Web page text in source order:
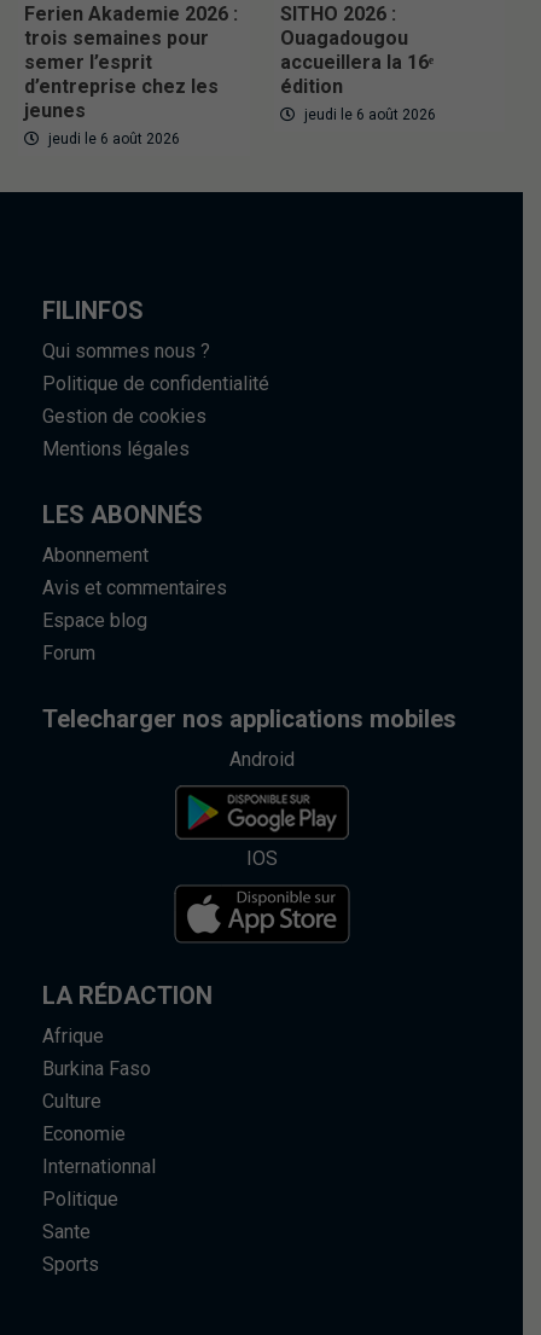
Ferien Akademie 2026 :
trois semaines pour
semer l’esprit
d’entreprise chez les
jeunes
jeudi le 6 août 2026
SITHO 2026 :
Ouagadougou
accueillera la 16ᵉ
édition
jeudi le 6 août 2026
FILINFOS
Qui sommes nous ?
Politique de confidentialité
Gestion de cookies
Mentions légales
LES ABONNÉS
Abonnement
Avis et commentaires
Espace blog
Forum
Telecharger nos applications mobiles
Android
IOS
LA RÉDACTION
Afrique
Burkina Faso
Culture
Economie
Internationnal
Politique
Sante
Sports